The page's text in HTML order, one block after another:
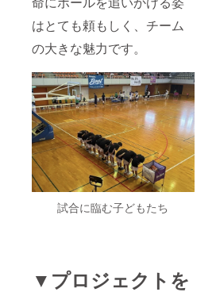
はとても頼もしく、チーム
の大きな魅力です。
試合に臨む子どもたち
▼プロジェクトを